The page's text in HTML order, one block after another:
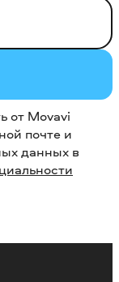
от Movavi
почте и
данных в